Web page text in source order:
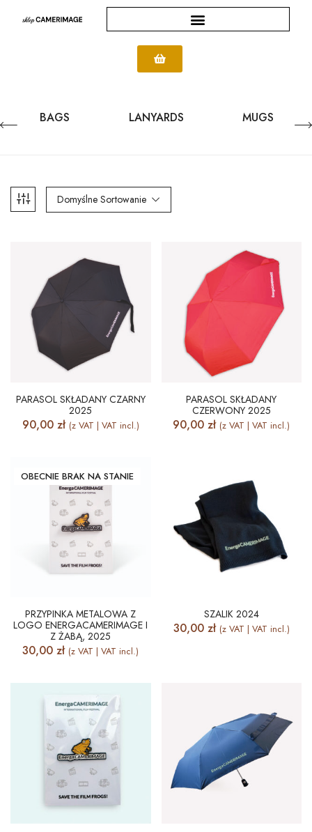
BAGS LANYARDS MUGS
Domyślne Sortowanie
PARASOL SKŁADANY CZARNY
2025
90,00 zł (z VAT | VAT incl.)
PARASOL SKŁADANY
CZERWONY 2025
90,00zł (z VAT | VAT incl.)
OBECNIE BRAK NA STANIE
PRZYPINKA METALOWA Z
LOGO ENERGACAMERIMAGE I
Z ŻABĄ, 2025
30,00zł (z VAT | VAT incl.)
SZALIK 2024
30,00 zł (z VAT | VAT incl.)